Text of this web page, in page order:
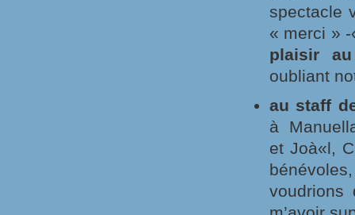
spectacle
« merci »
plaisir
oubliant
au staff
à
et Joà«l,